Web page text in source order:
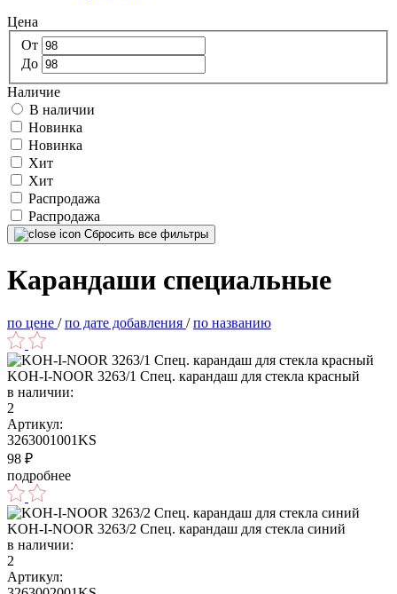
Цена
От
До
Наличие
В наличии
Новинка
Новинка
Хит
Хит
Распродажа
Распродажа
Сбросить все фильтры
Карандаши специальные
по цене /по дате добавления /по названию
KOH-I-NOOR 3263/1 Спец. карандаш для стекла красный
в наличии:
2
Артикул:
3263001001KS
98 ₽
подробнее
KOH-I-NOOR 3263/2 Спец. карандаш для стекла синий
в наличии:
2
Артикул: